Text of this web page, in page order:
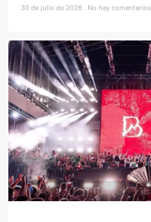
30 de julio de 2026 No hay comentarios